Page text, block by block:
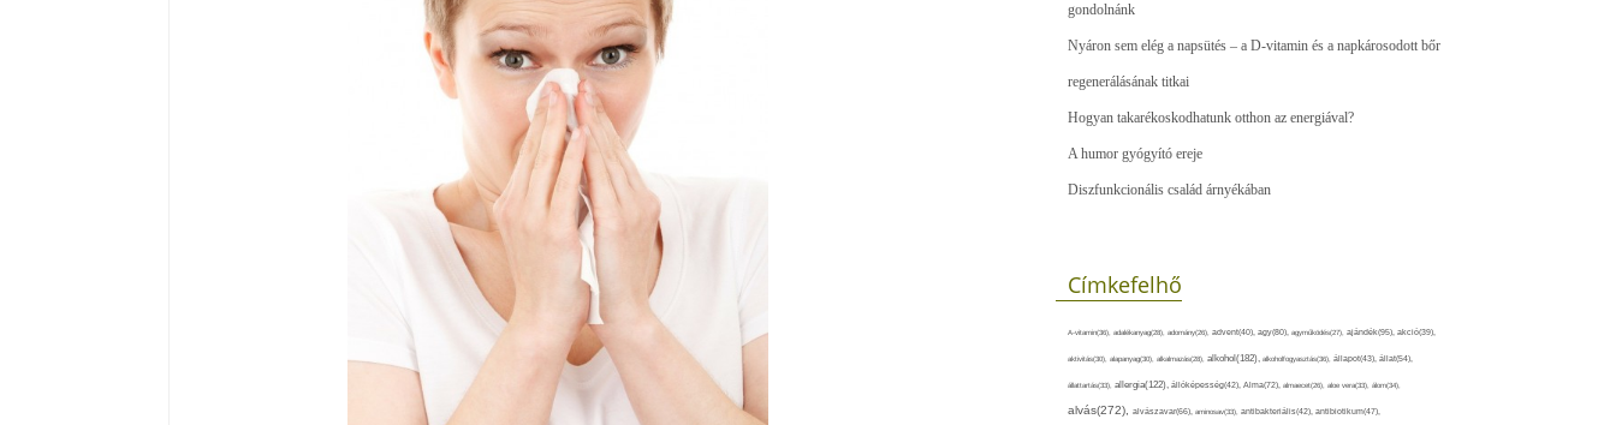
gondolnánk
Nyáron sem elég a napsütés – a D-vitamin és a napkárosodott bőr
regenerálásának titkai
Hogyan takarékoskodhatunk otthon az energiával?
A humor gyógyító ereje
Diszfunkcionális család árnyékában
Címkefelhő
A-vitamin(36), adalékanyag(28), adomány(26), advent(40), agy(80), agyműködés(27), ajándék(95), akció(39),
aktivitás(30), alapanyag(30), alkalmazás(28), alkohol(182), alkoholfogyasztás(36), állapot(43), állat(54),
állattartás(33), allergia(122), állóképesség(42), Alma(72), almaecet(26), aloe vera(33), álom(34),
alvás(272), alvászavar(66), aminosav(33), antibakteriális(42), antibiotikum(47),